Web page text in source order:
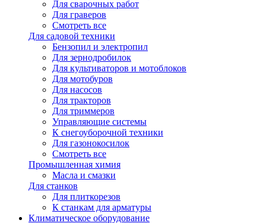
Для сварочных работ
Для граверов
Смотреть все
Для садовой техники
Бензопил и электропил
Для зернодробилок
Для культиваторов и мотоблоков
Для мотобуров
Для насосов
Для тракторов
Для триммеров
Управляющие системы
К снегоуборочной техники
Для газонокосилок
Смотреть все
Промышленная химия
Масла и смазки
Для станков
Для плиткорезов
К станкам для арматуры
Климатическое оборудование